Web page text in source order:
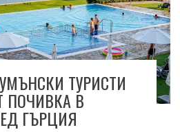
ТУРИСТИ
ПОЧИВКА В
ГЪРЦИЯ